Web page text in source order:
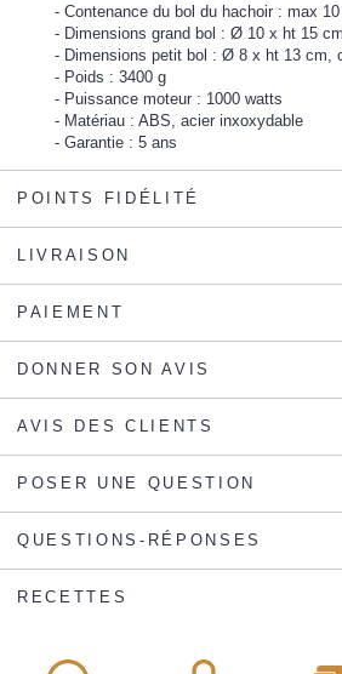
Contenance du bol du hachoir : max 10
Dimensions grand bol : Ø 10 x ht 15
Dimensions petit bol : Ø 8 x ht 13 cm,
Poids : 3400 g
Puissance moteur : 1000 watts
Matériau : ABS, acier inxoxydable
Garantie : 5 ans
POINTS FIDÉLITÉ
LIVRAISON
PAIEMENT
DONNER SON AVIS
AVIS DES CLIENTS
POSER UNE QUESTION
QUESTIONS-RÉPONSES
RECETTES